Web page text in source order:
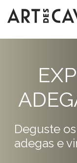
Deguste
adegas e